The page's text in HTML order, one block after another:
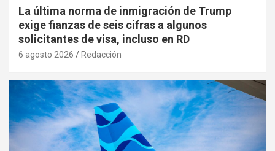
La última norma de inmigración de Trump
exige fianzas de seis cifras a algunos
solicitantes de visa, incluso en RD
6 agosto 2026 Redacción